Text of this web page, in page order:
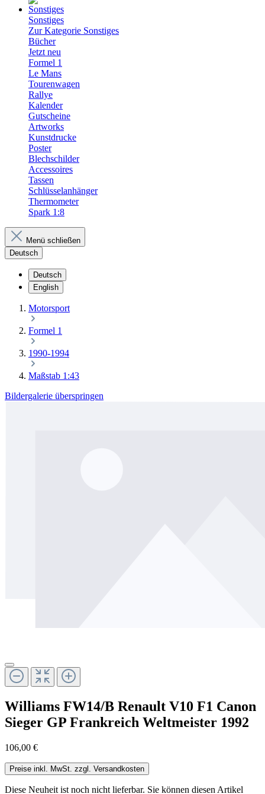
Sonstiges
Zur Kategorie Sonstiges
Bücher
Jetzt neu
Formel 1
Le Mans
Tourenwagen
Rallye
Kalender
Gutscheine
Artworks
Kunstdrucke
Poster
Blechschilder
Accessoires
Tassen
Schlüsselanhänger
Thermometer
Spark 1:8
Menü schließen
Deutsch
Deutsch
English
Motorsport
Formel 1
1990-1994
Maßstab 1:43
Bildergalerie überspringen
Williams FW14/B Renault V10 F1 Canon
Sieger GP Frankreich Weltmeister 1992
106,00 €
Preise inkl. MwSt. zzgl. Versandkosten
Diese Neuheit ist noch nicht lieferbar. Sie können diesen Artikel